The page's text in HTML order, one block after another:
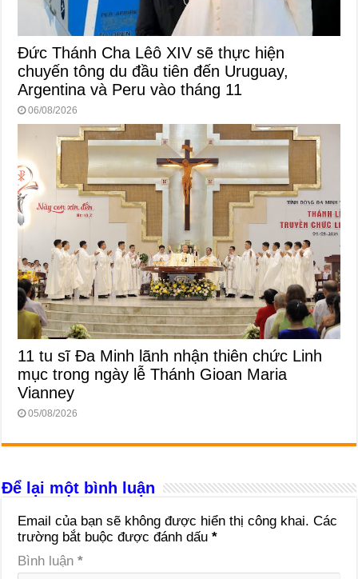
Đức Thánh Cha Lêô XIV sẽ thực hiện
chuyến tông du đầu tiên đến Uruguay,
Argentina và Peru vào tháng 11
06/08/2026
11 tu sĩ Đa Minh lãnh nhận thiên chức Linh
mục trong ngày lễ Thánh Gioan Maria
Vianney
05/08/2026
Để lại một bình luận
Email của bạn sẽ không được hiển thị công khai. Các
trường bắt buộc được đánh dấu*
Bình luận*